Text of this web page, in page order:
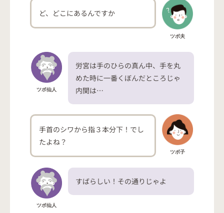
ど、どこにあるんですか
ツボ夫
ツボ仙人
労宮は手のひらの真ん中、手を丸
めた時に一番くぼんだところじゃ
内関は…
手首のシワから指３本分下！でし
たよね？
ツボ子
ツボ仙人
すばらしい！その通りじゃよ